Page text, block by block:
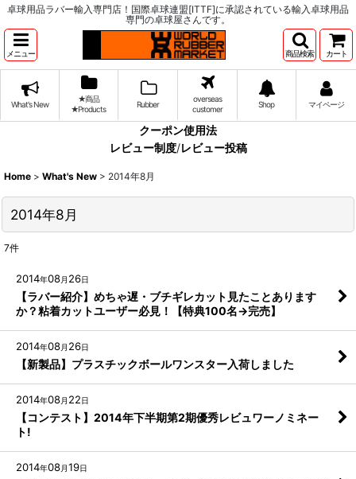
卓球用品ラバー輸入専門店！国際卓球連盟[ITTF]に承認されている輸入卓球用品
専門の卓球屋さんです。
メニュー 商品検索 カート
What's New
★商品
★Products
Rubber
overseas
customer
Shop マイページ
クーポン使用法
レビュー制度/レビュー投稿
Home > What's New > 2014年8月
2014年8月
7件
2014年08月 26日
【ラバー紹介】めちゃ遅・ブチギレカット見たことあります
か？粘着カットユーザー必見！【特典100名→完売】
2014年08月 26日
【新製品】プラスチックボールワンスター入荷しました
2014年08月 22日
【コンテスト】2014年下半期第2期優秀レビュワーノミネー
ト!
2014年08月19日